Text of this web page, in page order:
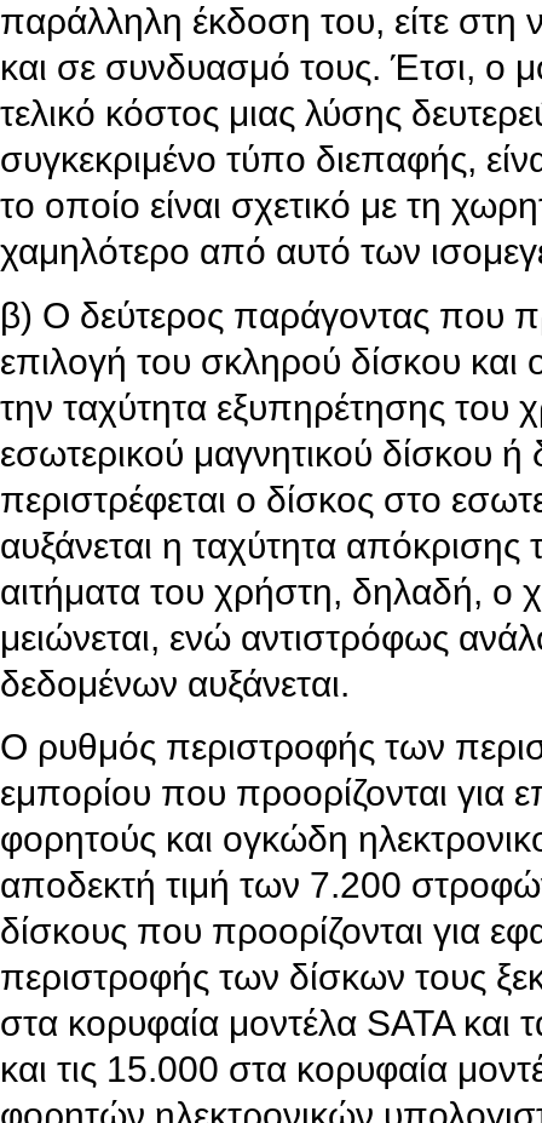
παράλληλη έκδοση του, είτε στη
και σε συνδυασμό τους. Έτσι, ο
τελικό κόστος μιας λύσης
συγκεκριμένο τύπο διεπαφής,
το οποίο είναι σχετικό με τη
χαμηλότερο από αυτό των
β) Ο δεύτερος παράγοντας που
επιλογή του σκληρού δίσκου και
την ταχύτητα εξυπηρέτησης του
εσωτερικού μαγνητικού δίσκου
περιστρέφεται ο δίσκος στο
αυξάνεται η ταχύτητα
αιτήματα του χρήστη, δηλαδή,
μειώνεται, ενώ αντιστρόφως
δεδομένων αυξάνεται.
Ο ρυθμός περιστροφής των
εμπορίου που προορίζονται για
φορητούς και ογκώδη
αποδεκτή τιμή των 7.200
δίσκους που προορίζονται για
περιστροφής των δίσκων τους
στα κορυφαία μοντέλα SATA και
και τις 15.000 στα κορυφαία